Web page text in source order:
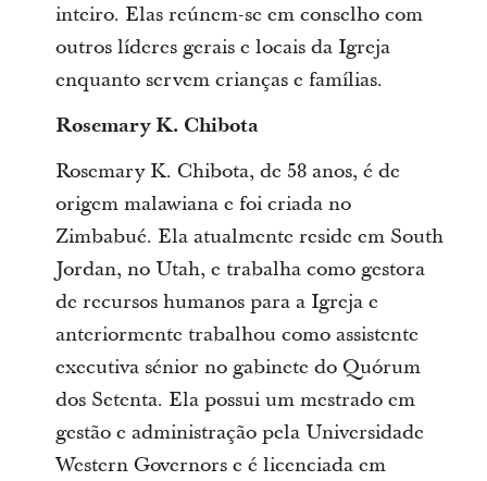
inteiro. Elas reúnem-se em conselho com
outros líderes gerais e locais da Igreja
enquanto servem crianças e famílias.
Rosemary K. Chibota
Rosemary K. Chibota, de 58 anos, é de
origem malawiana e foi criada no
Zimbabué. Ela atualmente reside em South
Jordan, no Utah, e trabalha como gestora
de recursos humanos para a Igreja e
anteriormente trabalhou como assistente
executiva sénior no gabinete do Quórum
dos Setenta. Ela possui um mestrado em
gestão e administração pela Universidade
Western Governors e é licenciada em